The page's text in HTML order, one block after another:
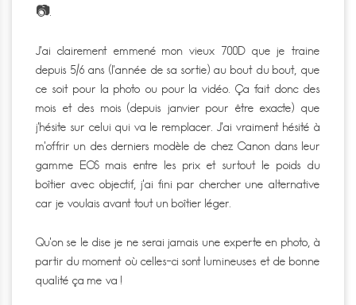
📷.
J’ai clairement emmené mon vieux 700D que je traine
depuis 5/6 ans (l’année de sa sortie) au bout du bout, que
ce soit pour la photo ou pour la vidéo. Ça fait donc des
mois et des mois (depuis janvier pour être exacte) que
j’hésite sur celui qui va le remplacer. J’ai vraiment hésité à
m’offrir un des derniers modèle de chez Canon dans leur
gamme EOS mais entre les prix et surtout le poids du
boîtier avec objectif, j’ai fini par chercher une alternative
car je voulais avant tout un boîtier léger.
Qu’on se le dise je ne serai jamais une experte en photo, à
partir du moment où celles-ci sont lumineuses et de bonne
qualité ça me va !